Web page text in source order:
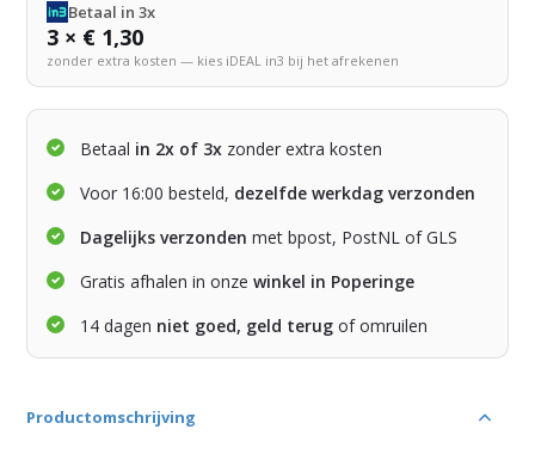
Betaal in 3x
3 × € 1,30
zonder extra kosten — kies iDEAL in3 bij het afrekenen
Betaal in 2x of 3x zonder extra kosten
Voor 16:00 besteld, dezelfde werkdag verzonden
Dagelijks verzonden met bpost, PostNL of GLS
Gratis afhalen in onzewinkel in Poperinge
14 dagen niet goed, geld terug of omruilen
Productomschrijving